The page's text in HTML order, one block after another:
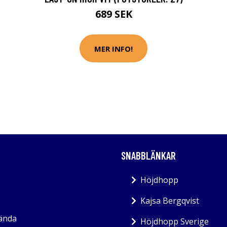
689 SEK
MER INFO!
SNABBLÄNKAR
Höjdhopp
Kajsa Bergqvist
Höjdhopp Sverige